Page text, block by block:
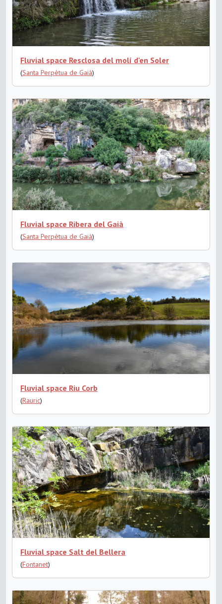
Fluvial space Resclosa del molí d'en Soler
(Santa Perpètua de Gaià)
Fluvial space Ribera del Gaià
(Santa Perpètua de Gaià)
Fluvial space Riu Corb
(Rauric)
Fluvial space Salt del Bellera
(Fontanet)